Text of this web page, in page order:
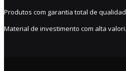
Produtos com garantia total de
Material de investimento com alta